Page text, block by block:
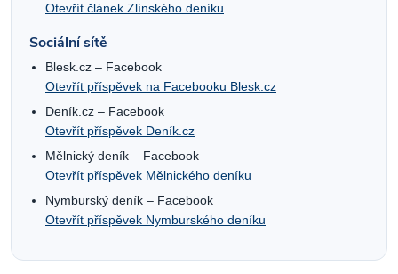
Otevřít článek Zlínského deníku
Sociální sítě
Blesk.cz – Facebook
Otevřít příspěvek na Facebooku Blesk.cz
Deník.cz – Facebook
Otevřít příspěvek Deník.cz
Mělnický deník – Facebook
Otevřít příspěvek Mělnického deníku
Nymburský deník – Facebook
Otevřít příspěvek Nymburského deníku